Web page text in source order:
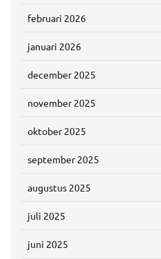
februari 2026
januari 2026
december 2025
november 2025
oktober 2025
september 2025
augustus 2025
juli 2025
juni 2025